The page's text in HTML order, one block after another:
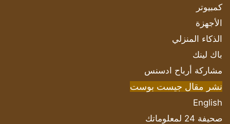
كمبيوتر
الأجهزة
الذكاء المنزلي
باك لينك
مشاركة أرباح ادسنس
نشر مقال جيست بوست
English
صحيفة 24 لمعلوماتك